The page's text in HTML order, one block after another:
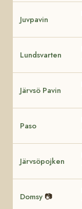
Juvpavin
Lundsvarten
Järvsö Pavin
Paso
Järvsöpojken
Domsy 📷